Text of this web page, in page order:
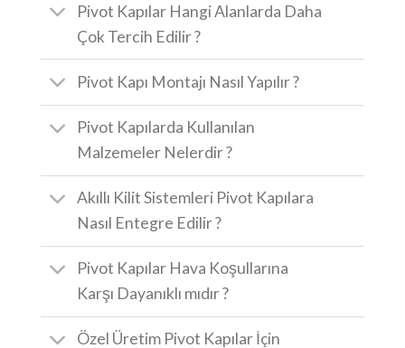
Pivot Kapılar Hangi Alanlarda Daha
Çok Tercih Edilir ?
Pivot Kapı Montajı Nasıl Yapılır ?
Pivot Kapılarda Kullanılan
Malzemeler Nelerdir ?
Akıllı Kilit Sistemleri Pivot Kapılara
Nasıl Entegre Edilir ?
Pivot Kapılar Hava Koşullarına
Karşı Dayanıklı mıdır ?
Özel Üretim Pivot Kapılar İçin